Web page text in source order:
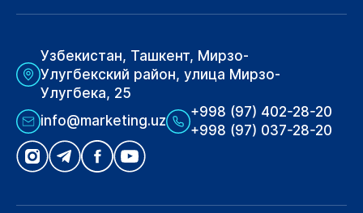
Узбекистан, Ташкент, Мирзо-
Улугбекский район, улица Мирзо-
Улугбека, 25
info@marketing.uz
+998 (97) 402-28-20
+998 (97) 037-28-20